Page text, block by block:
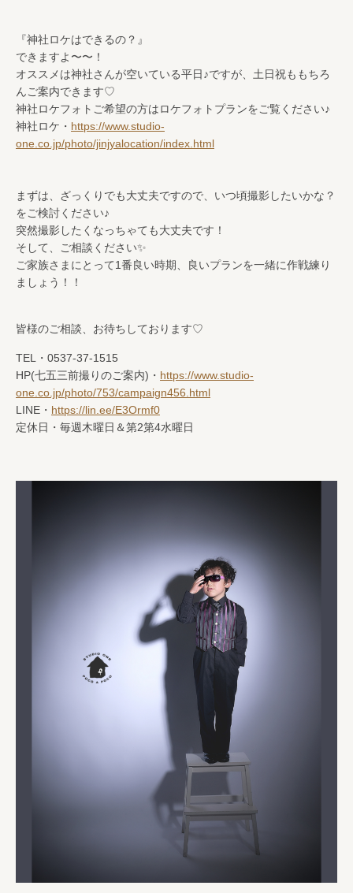
『神社ロケはできるの？』
できますよ〜〜！
オススメは神社さんが空いている平日♪ですが、土日祝ももちろ
んご案内できます♡
神社ロケフォトご希望の方はロケフォトプランをご覧ください♪
神社ロケ・ https://www.studio-
one.co.jp/photo/jinjyalocation/index.html
まずは、ざっくりでも大丈夫ですので、いつ頃撮影したいかな？
をご検討ください♪
突然撮影したくなっちゃても大丈夫です！
そして、ご相談ください✨
ご家族さまにとって1番良い時期、良いプランを一緒に作戦練り
ましょう！！
皆様のご相談、お待ちしております♡
TEL・0537-37-1515
HP(七五三前撮りのご案内)・ https://www.studio-
one.co.jp/photo/753/campaign456.html
LINE・ https://lin.ee/E3Ormf0
定休日・毎週木曜日＆第2第4水曜日